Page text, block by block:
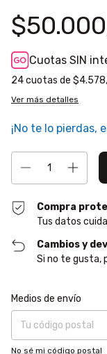
Cuotas SIN
24cuotas de
Ver más detalles
¡No te lo pierdas,
Compra
Tus datos
Cambios y
Si no te gusta,
Entregas para el CP:
Medios de envío
No sé mi código postal